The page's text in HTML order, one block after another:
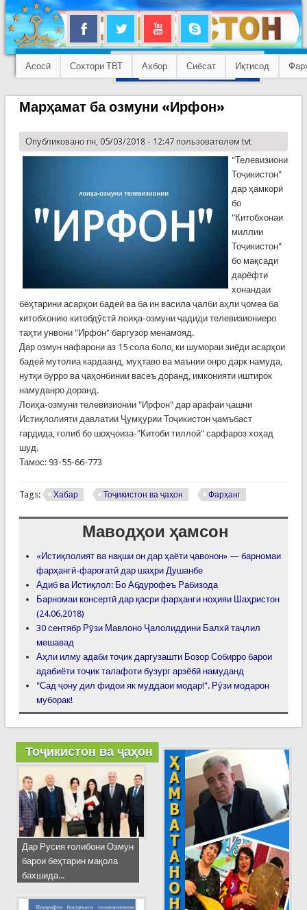
Асосӣ Сохтори ТВТ Ахбор Сиёсат Иқтисод
Марҳамат ба озмуни «Ирфон»
Опубликовано пн, 05/03/2018 - 12:47 пользователем tvt
"Телевизиони
Тоҷикистон"
дар ҳамкорӣ
бо
"Китобхонаи
миллии
Тоҷикистон"
бо мақсади
дарёфти
хонандаи
беҳтарини асарҳои бадеӣ ва ба ин васила ҷалби аҳли ҷомеа ба
китобхонию китобдӯстӣ лоиҳа-озмуни ҷадиди телевизиониеро
таҳти унвони "Ирфон" баргузор менамояд.
Дар озмун нафарони аз 15 сола боло, ки шумораи зиёди асарҳои
бадеӣ мутолиа кардаанд, муҳтаво ва маънии онро дарк намуда,
нутқи бурро ва ҷаҳонбинии васеъ доранд, имконияти иштирок
намуданро доранд.
Лоиҳа-озмуни телевизионии "Ирфон" дар арафаи ҷашни
Истиқлолияти давлатии Ҷумҳурии Тоҷикистон ҷамъбаст
гардида, ғолиб бо шоҳҷоиза-"Китоби тиллоӣ" сарфароз хоҳад
шуд.
Тамос: 93-55-66-773
Tags: Хабар Тоҷикистон ва ҷаҳон Фарҳанг
Маводҳои ҳамсон
«Истиқлолият ва нақши он дар ҳаёти ҷавонон» — барномаи
фарҳангӣ-фароғатӣ дар шаҳри Душанбе
Адиб ва Истиқлол: Бо Абдурофеъ Рабизода
Барномаи консертӣ дар қасри фарҳанги ноҳияи Шаҳристон
(24.06.2018)
30 сентябр Рӯзи Мавлоно Ҷалолиддини Балхӣ таҷлил
мешавад
Аҳли илму адаби тоҷик даргузашти Бозор Собирро барои
адабиёти тоҷик талафоти бузург арзёбӣ намуданд
"Сад ҷону дил фидои як муддаои модар!". Рӯзи модарон
муборак!
Тоҷикистон ва ҷаҳон
Дар Русия ғолибони Озмун
барои беҳтарин мақола
бахшида...